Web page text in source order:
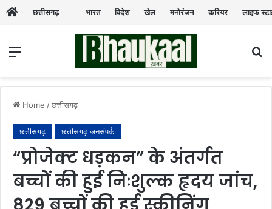
छत्तीसगढ़ भारत विदेश खेल मनोरंजन करियर लाइफ
Menu
Home /छत्तीसगढ़
छत्तीसगढ़ छत्तीसगढ़ जनसंपर्क
“प्रोजेक्ट धड़कन” के अंतर्गत
बच्चों की हुई निःशुल्क हृदय जांच,